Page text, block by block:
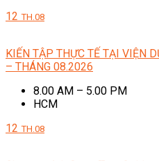
12 TH.08
KIẾN TẬP THỰC TẾ TẠI VIỆN
– THÁNG 08.2026
8.00 AM – 5.00 PM
HCM
12 TH.08